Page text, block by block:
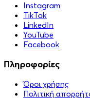
Instagram
TikTok
LinkedIn
YouTube
Facebook
Πληροφορίες
Όροι χρήσης
Πολιτική